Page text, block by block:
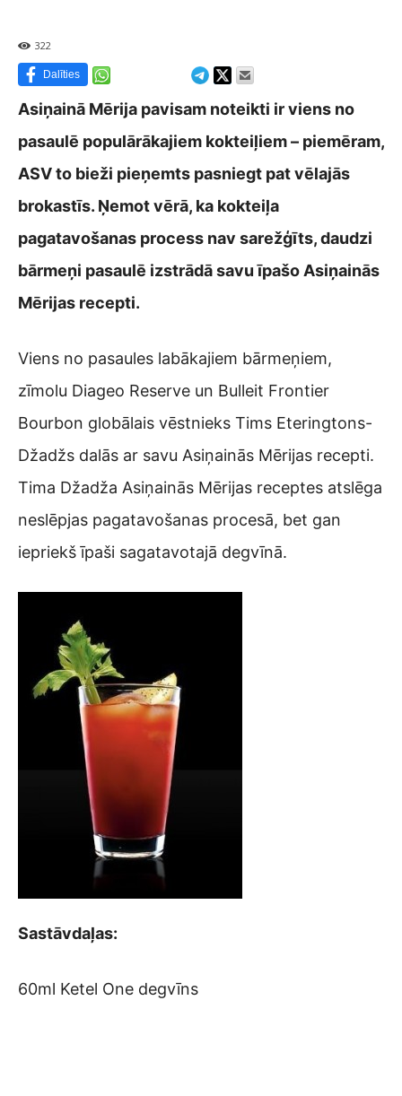
322
Dalīties
Asiņainā Mērija pavisam noteikti ir viens no
pasaulē populārākajiem kokteiļiem – piemēram,
ASV to bieži pieņemts pasniegt pat vēlajās
brokastīs. Ņemot vērā, ka kokteiļa
pagatavošanas process nav sarežģīts, daudzi
bārmeņi pasaulē izstrādā savu īpašo Asiņainās
Mērijas recepti.
Viens no pasaules labākajiem bārmeņiem,
zīmolu Diageo Reserve un Bulleit Frontier
Bourbon globālais vēstnieks Tims Eteringtons-
Džadžs dalās ar savu Asiņainās Mērijas recepti.
Tima Džadža Asiņainās Mērijas receptes atslēga
neslēpjas pagatavošanas procesā, bet gan
iepriekš īpaši sagatavotajā degvīnā.
Sastāvdaļas:
60ml Ketel One degvīns